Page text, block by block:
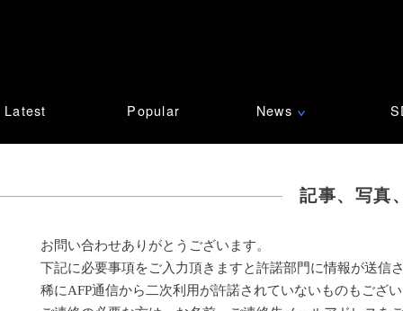
Latest Popular News ∨
記事、写真
お問い合わせありがとうございます。
下記に必要事項をご入力頂きますと許諾部門に情報が送信
稀にAFP通信から二次利用が許諾されていないものもござ